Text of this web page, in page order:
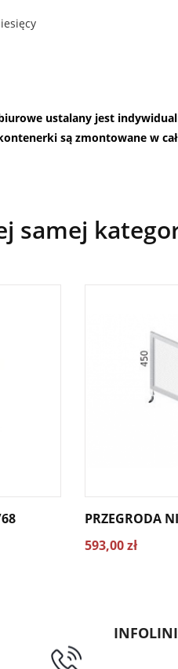
ustalany jest
są zmontowane w
samej
PRZEGRODA
593,00 zł